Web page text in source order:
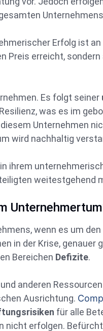
Erfolg ist
erreicht, sondern
Es folgt seiner
was es im
Unternehmen
wird nachhaltig
in ihrem
weitestgehend
wenn es um
in der Krise, genauer
Bereichen Defizite.
anderen
Ausrichtung.
für alle
erfolgen.